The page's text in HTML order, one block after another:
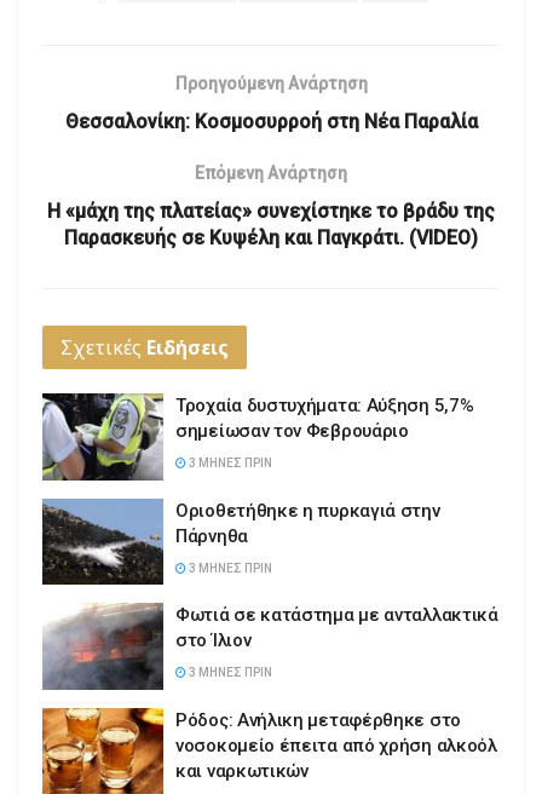
Προηγούμενη Ανάρτηση
Θεσσαλονίκη: Κοσμοσυρροή στη Νέα Παραλία
Επόμενη Ανάρτηση
H «μάχη της πλατείας» συνεχίστηκε το βράδυ της
Παρασκευής σε Κυψέλη και Παγκράτι. (VIDEO)
Σχετικές Ειδήσεις
Τροχαία δυστυχήματα: Αύξηση 5,7%
σημείωσαν τον Φεβρουάριο
3 ΜΉΝΕΣ ΠΡΙΝ
Οριοθετήθηκε η πυρκαγιά στην
Πάρνηθα
3 ΜΉΝΕΣ ΠΡΙΝ
Φωτιά σε κατάστημα με ανταλλακτικά
στο Ίλιον
3 ΜΉΝΕΣ ΠΡΙΝ
Ρόδος: Ανήλικη μεταφέρθηκε στο
νοσοκομείο έπειτα από χρήση αλκοόλ
και ναρκωτικών